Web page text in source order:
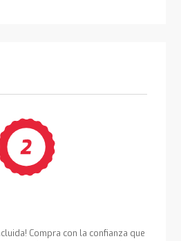
Compra con la confianza que